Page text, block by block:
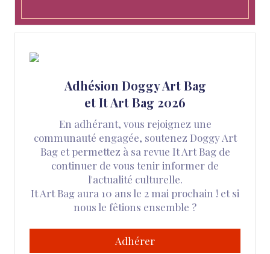
Adhésion Doggy Art Bag
et It Art Bag 2026
En adhérant, vous rejoignez une
communauté engagée, soutenez Doggy Art
Bag et permettez à sa revue It Art Bag de
continuer de vous tenir informer de
l'actualité culturelle.
It Art Bag aura 10 ans le 2 mai prochain ! et si
nous le fêtions ensemble ?
Adhérer